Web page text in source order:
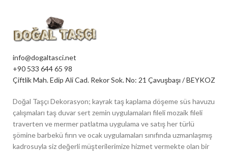
info@dogaltasci.net
+90 533 644 65 98
Çiftlik Mah. Edip Ali Cad. Rekor Sok. No: 21 Çavuşbaşı / BEYKOZ
Doğal Taşçı Dekorasyon; kayrak taş kaplama döşeme süs havuzu
çalışmaları taş duvar sert zemin uygulamaları fileli mozaik fileli
traverten ve mermer patlatma uygulama ve satış her türlü
şömine barbekü fırın ve ocak uygulamaları sınıfında uzmanlaşmış
kadrosuyla siz değerli müşterilerimize hizmet vermekte olan bir